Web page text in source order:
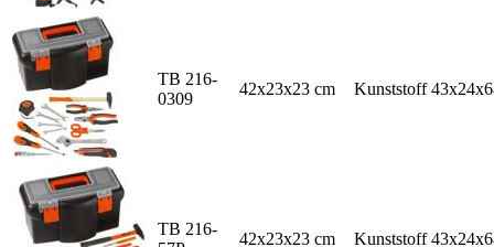
TB 216-
0309
42x23x23 cm Kunststoff
TB 216-
42x23x23 cm Kunststoff